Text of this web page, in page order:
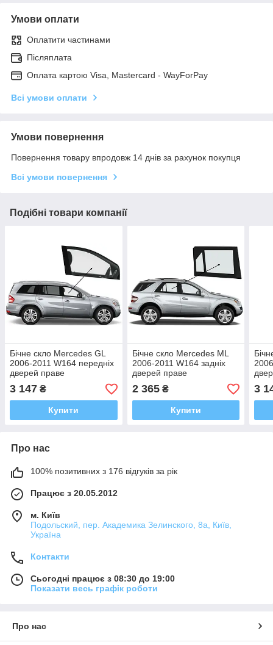
Умови оплати
Оплатити частинами
Післяплата
Оплата картою Visa, Mastercard - WayForPay
Всі умови оплати
Умови повернення
Повернення товару впродовж 14 днів за рахунок покупця
Всі умови повернення
Подібні товари компанії
Бічне скло Mercedes GL
2006-2011 W164 передніх
дверей праве
3 147 ₴
Купити
Бічне скло Mercedes ML
2006-2011 W164 задніх
дверей праве
2 365₴
Купити
3
Про нас
100% позитивних з 176 відгуків за рік
Працює з 20.05.2012
м. Київ
Подольский, пер. Академика Зелинского, 8а, Київ,
Україна
Контакти
Сьогодні працює з 08:30 до 19:00
Показати весь графік роботи
Про нас